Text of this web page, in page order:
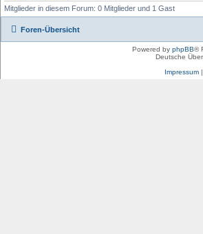
Mitglieder in diesem Forum: 0 Mitglieder und 1 Gast
Foren-Übersicht
Powered by phpBB®
Deutsche
Impressum|